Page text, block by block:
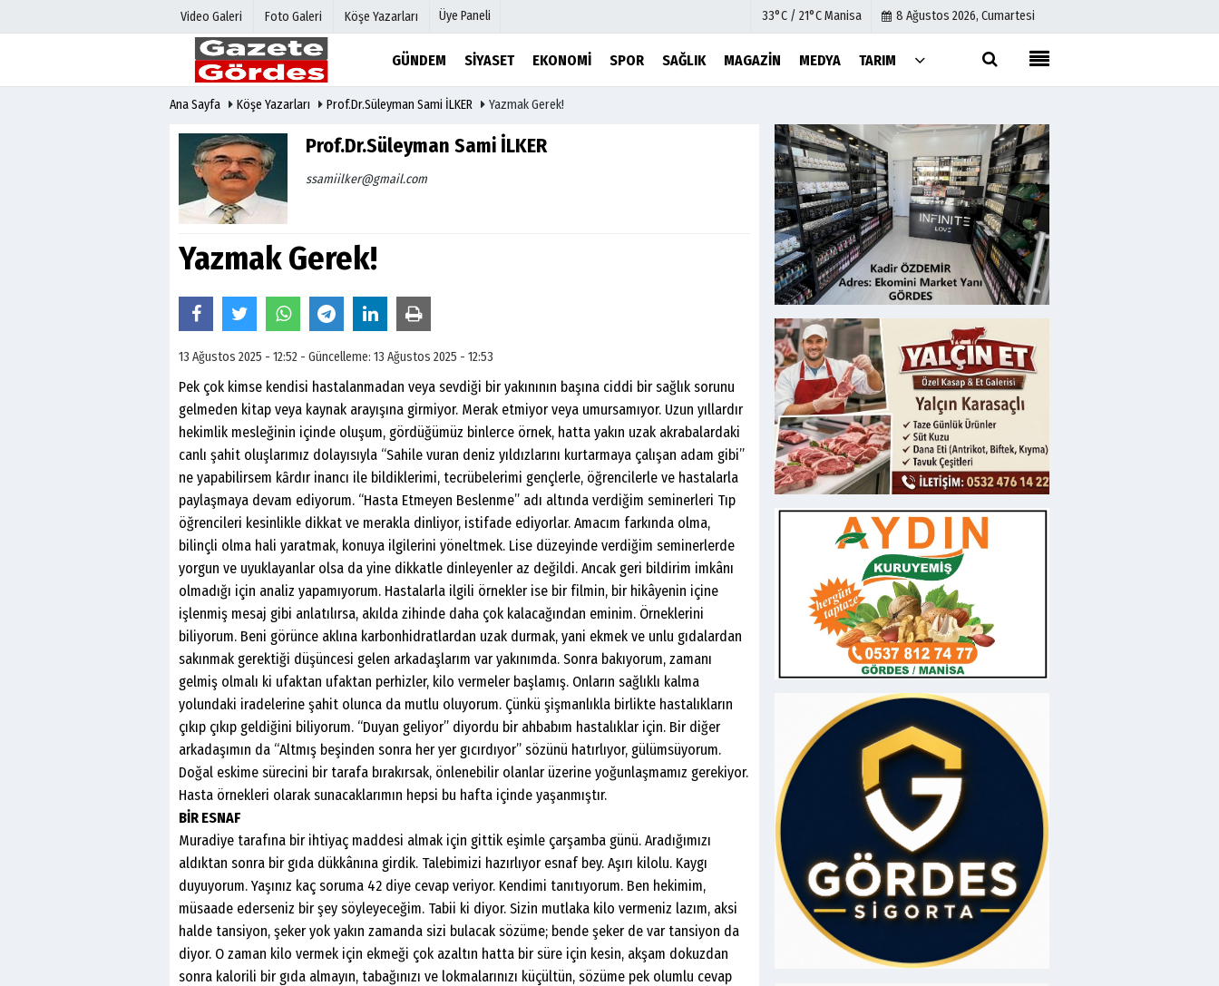
Video Galeri Foto Galeri Köşe Yazarları Üye Paneli 33°C / 21°C Manisa 8 Ağustos 2026, Cumartesi
GÜNDEM SIYASET EKONOMI SPOR SAĞLIK MAGAZIN MEDYA TARIM
Hava Durumu
Gazete Manşetleri
Biyografiler
İletişim
Çerez Politikası
Gizlilik İlkeleri
Ana Sayfa Köşe Yazarları Prof.Dr.Süleyman Sami İLKER Yazmak Gerek!
Prof.Dr.Süleyman Sami İLKER
ssamiilker@gmail.com
Yazmak Gerek!
13 Ağustos 2025 - 12:52 - Güncelleme: 13 Ağustos 2025 - 12:53
Pek çok kimse kendisi hastalanmadan veya sevdiği bir yakınının başına ciddi bir sağlık sorunu
gelmeden kitap veya kaynak arayışına girmiyor. Merak etmiyor veya umursamıyor. Uzun yıllardır
hekimlik mesleğinin içinde oluşum, gördüğümüz binlerce örnek, hatta yakın uzak akrabalardaki
canlı şahit oluşlarımız dolayısıyla “Sahile vuran deniz yıldızlarını kurtarmaya çalışan adam gibi”
ne yapabilirsem kȃrdır inancı ile bildiklerimi, tecrübelerimi gençlerle, öğrencilerle ve hastalarla
paylaşmaya devam ediyorum. “Hasta Etmeyen Beslenme” adı altında verdiğim seminerleri Tıp
öğrencileri kesinlikle dikkat ve merakla dinliyor, istifade ediyorlar. Amacım farkında olma,
bilinçli olma hali yaratmak, konuya ilgilerini yöneltmek. Lise düzeyinde verdiğim seminerlerde
yorgun ve uyuklayanlar olsa da yine dikkatle dinleyenler az değildi. Ancak geri bildirim imkânı
olmadığı için analiz yapamıyorum. Hastalarla ilgili örnekler ise bir filmin, bir hikâyenin içine
işlenmiş mesaj gibi anlatılırsa, akılda zihinde daha çok kalacağından eminim. Örneklerini
biliyorum. Beni görünce aklına karbonhidratlardan uzak durmak, yani ekmek ve unlu gıdalardan
sakınmak gerektiği düşüncesi gelen arkadaşlarım var yakınımda. Sonra bakıyorum, zamanı
gelmiş olmalı ki ufaktan ufaktan perhizler, kilo vermeler başlamış. Onların sağlıklı kalma
yolundaki iradelerine şahit olunca da mutlu oluyorum. Çünkü şişmanlıkla birlikte hastalıkların
çıkıp çıkıp geldiğini biliyorum. “Duyan geliyor” diyordu bir ahbabım hastalıklar için. Bir diğer
arkadaşımın da “Altmış beşinden sonra her yer gıcırdıyor” sözünü hatırlıyor, gülümsüyorum.
Doğal eskime sürecini bir tarafa bırakırsak, önlenebilir olanlar üzerine yoğunlaşmamız gerekiyor.
Hasta örnekleri olarak sunacaklarımın hepsi bu hafta içinde yaşanmıştır.
BİR ESNAF
Muradiye tarafına bir ihtiyaç maddesi almak için gittik eşimle çarşamba günü. Aradığımızı
aldıktan sonra bir gıda dükkânına girdik. Talebimizi hazırlıyor esnaf bey. Aşırı kilolu. Kaygı
duyuyorum. Yaşınız kaç soruma 42 diye cevap veriyor. Kendimi tanıtıyorum. Ben hekimim,
müsaade ederseniz bir şey söyleyeceğim. Tabii ki diyor. Sizin mutlaka kilo vermeniz lazım, aksi
halde tansiyon, şeker yok yakın zamanda sizi bulacak sözüme; bende şeker de var tansiyon da
diyor. O zaman kilo vermek için ekmeği çok azaltın hatta bir süre için kesin, akşam dokuzdan
sonra kalorili bir gıda almayın, tabağınızı ve lokmalarınızı küçültün, sözüme pek olumlu cevap
Av.Cenap GÜVEN
Gördesli Şair Alim Atay
Salih OKKALI
1950'li Yıllarda Gördes-VI